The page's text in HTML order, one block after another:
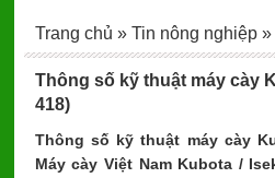
Thông số kỹ thuật máy cày
418)
Thông số kỹ thuật máy cày
Máy cày Việt Nam Kubota /
Trang chủ » Tin nông nghiệp »